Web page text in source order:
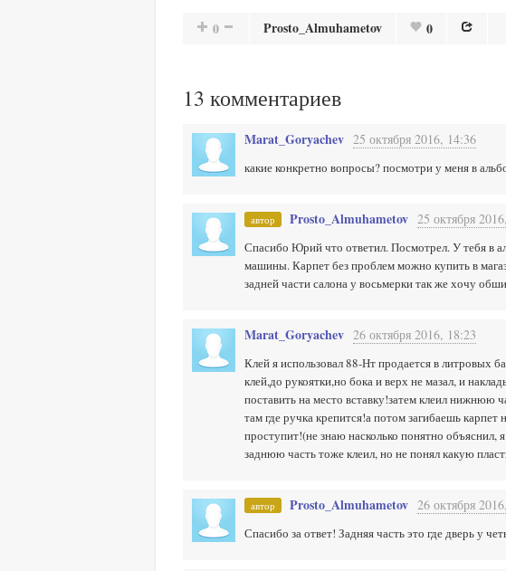
0 Prosto_Almuhametov 0
13 комментариев
Marat_Goryachev 25 октября 2016, 14:36
какие конкретно вопросы? посмотри у меня в
автор Prosto_Almuhametov 25 октября
Спасибо Юрий что ответил. Посмотрел. У тебя в
машины. Карпет без проблем можно купить в
задней части салона у восьмерки так же хочу
Marat_Goryachev 26 октября 2016, 18:23
Клей я использовал 88-Нт продается в литровых
клей,до рукоятки,но бока и верх не мазал, и
поставить на место вставку!затем клеил нижнюю
там где ручка крепится!а потом загибаешь
проступит!(не знаю насколько понятно объяснил,
заднюю часть тоже клеил, но не понял какую
автор Prosto_Almuhametov 26 октября
Спасибо за ответ! Задняя часть это где дверь у